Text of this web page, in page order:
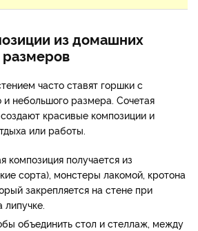
из домашних
размеров
часто ставят горшки с
и небольшого размера. Сочетая
красивые композиции и
или работы.
композиция получается из
сорта), монстеры лакомой, кротона
закрепляется на стене при
объединить стол и стеллаж, между